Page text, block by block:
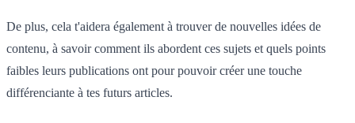
De plus, cela t'aidera également à trouver de nouvelles idées de
contenu, à savoir comment ils abordent ces sujets et quels points
faibles leurs publications ont pour pouvoir créer une touche
différenciante à tes futurs articles.